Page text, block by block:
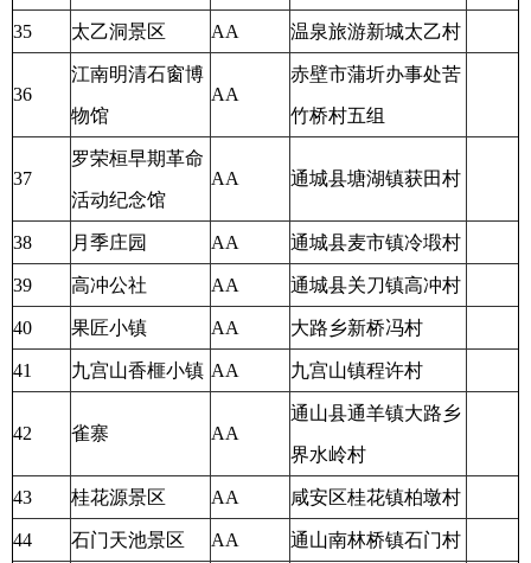
35 太乙洞景区 AA 温泉旅游新城太乙村
36
江南明清石窗博
物馆
AA
赤壁市蒲圻办事处苦
竹桥村五组
37
罗荣桓早期革命
活动纪念馆
AA 通城县塘湖镇获田村
38 月季庄园 AA 通城县麦市镇冷塅村
39 高冲公社 AA 通城县关刀镇高冲村
40 果匠小镇 AA 大路乡新桥冯村
41 九宫山香榧小镇 AA 九宫山镇程许村
42 雀寨 AA
通山县通羊镇大路乡
界水岭村
43 桂花源景区 AA 咸安区桂花镇柏墩村
44 石门天池景区 AA 通山南林桥镇石门村